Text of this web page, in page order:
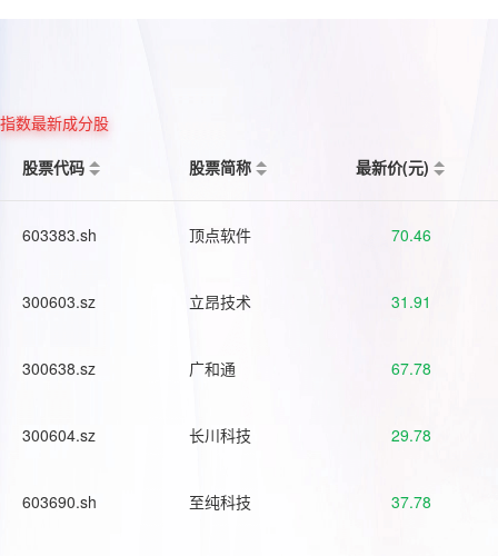
指数最新成分股
股票代码
股票简称 最新价(元)
603383.sh 顶点软件 70.46
300603.sz 立昂技术 31.91
300638.sz 广和通 67.78
300604.sz 长川科技 29.78
603690.sh 至纯科技 37.78